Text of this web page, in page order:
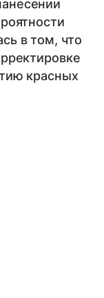
в том, что
красных